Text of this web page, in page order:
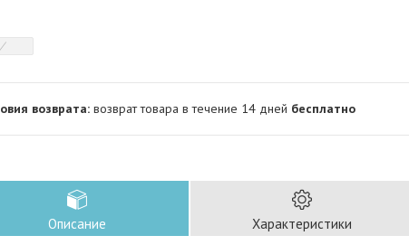
возврат товара в течение 14 дней бесплатно
Описание Характеристики